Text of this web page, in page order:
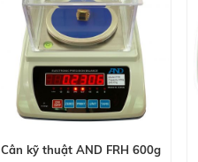
Cân kỹ thuật AND FRH 600g